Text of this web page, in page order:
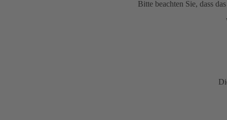
Bitte beachten Sie, dass